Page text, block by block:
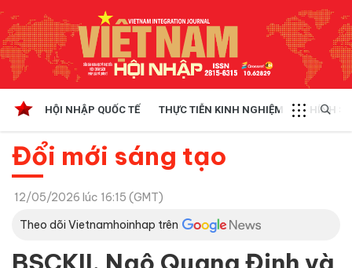
HỘI NHẬP QUỐC TẾ THỰC TIỄN KINH NGHIỆM CHÍNH
Đổi mới sáng tạo
12/05/2026 lúc 16:15 (GMT)
Theo dõi Vietnamhoinhap trên